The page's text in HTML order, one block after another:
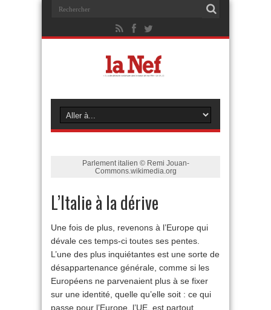
Parlement italien © Remi Jouan-
Commons.wikimedia.org
L’Italie à la dérive
Une fois de plus, revenons à l’Europe qui
dévale ces temps-ci toutes ses pentes.
L’une des plus inquiétantes est une sorte de
désappartenance générale, comme si les
Européens ne parvenaient plus à se fixer
sur une identité, quelle qu’elle soit : ce qui
passe pour l’Europe, l’UE, est partout